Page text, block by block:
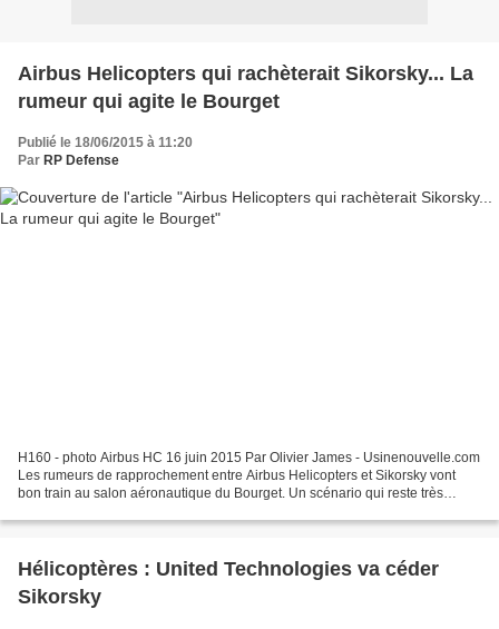
Airbus Helicopters qui rachèterait Sikorsky... La
rumeur qui agite le Bourget
Publié le 18/06/2015 à 11:20
Par RP Defense
H160 - photo Airbus HC 16 juin 2015 Par Olivier James - Usinenouvelle.com
Les rumeurs de rapprochement entre Airbus Helicopters et Sikorsky vont
bon train au salon aéronautique du Bourget. Un scénario qui reste très
Hélicoptères : United Technologies va céder
Sikorsky